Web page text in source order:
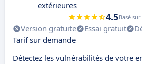
extérieures
4.5Basé sur
Version gratuite Essai gratuit
Tarif sur demande
Détectez les vulnérabilités de votre